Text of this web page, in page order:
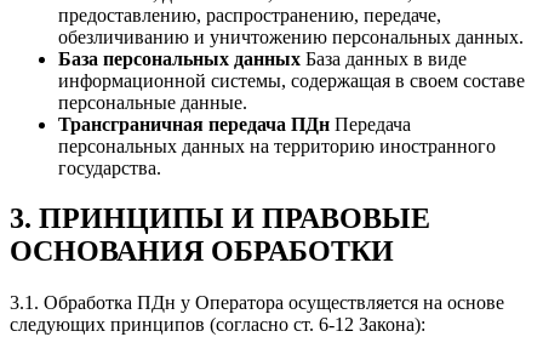
предоставлению, распространению, передаче,
обезличиванию и уничтожению персональных данных.
База персональных данных База данных в виде
информационной системы, содержащая в своем составе
персональные данные.
Трансграничная передача ПДн Передача
персональных данных на территорию иностранного
государства.
3. ПРИНЦИПЫ И ПРАВОВЫЕ
ОСНОВАНИЯ ОБРАБОТКИ
3.1. Обработка ПДн у Оператора осуществляется на основе
следующих принципов (согласно ст. 6-12 Закона):